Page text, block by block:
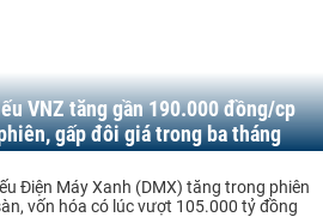
VNZ tăng gần 190.000 đồng/cp
gấp đôi giá trong ba tháng
Điện Máy Xanh (DMX) tăng trong phiên
vốn hóa có lúc vượt 105.000 tỷ đồng